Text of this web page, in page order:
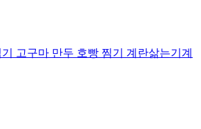
고구마 만두 호빵 찜기 계란삶는기계